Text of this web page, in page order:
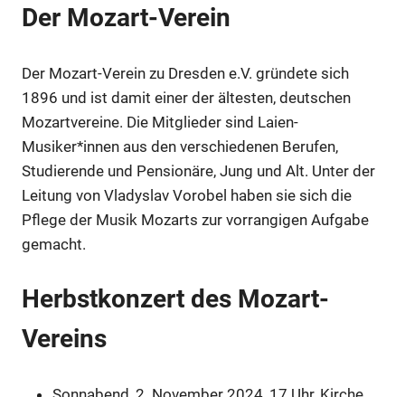
Der Mozart-Verein
Der Mozart-Verein zu Dresden e.V. gründete sich
1896 und ist damit einer der ältesten, deutschen
Mozartvereine. Die Mitglieder sind Laien-
Musiker*innen aus den verschiedenen Berufen,
Studierende und Pensionäre, Jung und Alt. Unter der
Leitung von Vladyslav Vorobel haben sie sich die
Pflege der Musik Mozarts zur vorrangigen Aufgabe
gemacht.
Herbstkonzert des Mozart-
Vereins